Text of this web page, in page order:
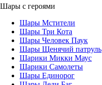
Шары с героями
Шары Мстители
Шары Три Кота
Шары Человек Паук
Шары Щенячий патруль
Шарики Микки Маус
Шарики Самолеты
Шары Единорог